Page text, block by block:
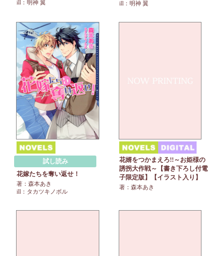
ill：明神 翼 ill：明神 翼
試し読み
花嫁たちを奪い返せ！
著：森本あき
ill：タカツキノボル
花婿をつかまえろ!!～お姫様の
誘拐大作戦～【書き下ろし付電
子限定版】【イラスト入り】
著：森本あき